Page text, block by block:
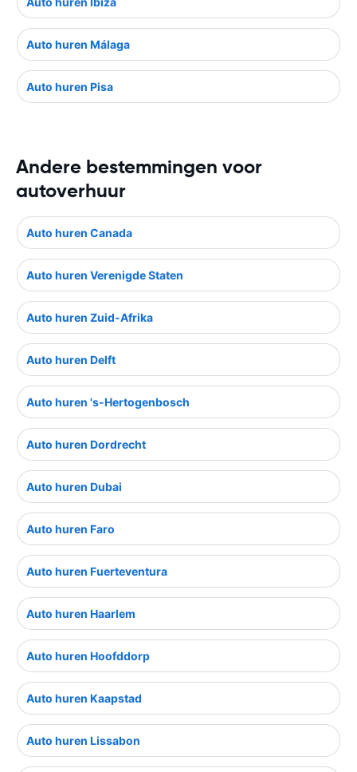
Auto huren Málaga
Auto huren Pisa
Andere bestemmingen voor
autoverhuur
Auto huren Canada
Auto huren Verenigde Staten
Auto huren Zuid-Afrika
Auto huren Delft
Auto huren 's-Hertogenbosch
Auto huren Dordrecht
Auto huren Dubai
Auto huren Faro
Auto huren Fuerteventura
Auto huren Haarlem
Auto huren Hoofddorp
Auto huren Kaapstad
Auto huren Lissabon